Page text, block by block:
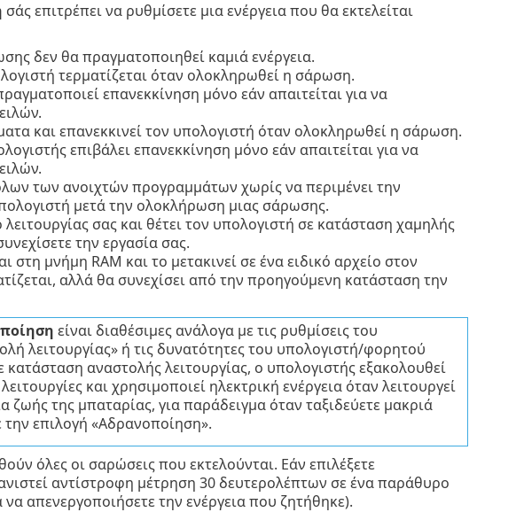
σάς επιτρέπει να ρυθμίσετε μια ενέργεια που θα εκτελείται
δεν θα πραγματοποιηθεί καμιά ενέργεια.
τερματίζεται όταν ολοκληρωθεί η σάρωση.
επανεκκίνηση μόνο εάν απαιτείται για να
και επανεκκινεί τον υπολογιστή όταν ολοκληρωθεί η σάρωση.
επιβάλει επανεκκίνηση μόνο εάν απαιτείται για να
των ανοιχτών προγραμμάτων χωρίς να περιμένει την
μετά την ολοκλήρωση μιας σάρωσης.
σας και θέτει τον υπολογιστή σε κατάσταση χαμηλής
την εργασία σας.
στη μνήμη RAM και το μετακινεί σε ένα ειδικό αρχείο στον
αλλά θα συνεχίσει από την προηγούμενη κατάσταση την
είναι διαθέσιμες ανάλογα με τις ρυθμίσεις του
λειτουργίας» ή τις δυνατότητες του υπολογιστή/φορητού
αναστολής λειτουργίας, ο υπολογιστής εξακολουθεί
και χρησιμοποιεί ηλεκτρική ενέργεια όταν λειτουργεί
ζωής της μπαταρίας, για παράδειγμα όταν ταξιδεύετε μακριά
την επιλογή «Αδρανοποίηση».
όλες οι σαρώσεις που εκτελούνται. Εάν επιλέξετε
αντίστροφη μέτρηση 30 δευτερολέπτων σε ένα παράθυρο
να απενεργοποιήσετε την ενέργεια που ζητήθηκε).